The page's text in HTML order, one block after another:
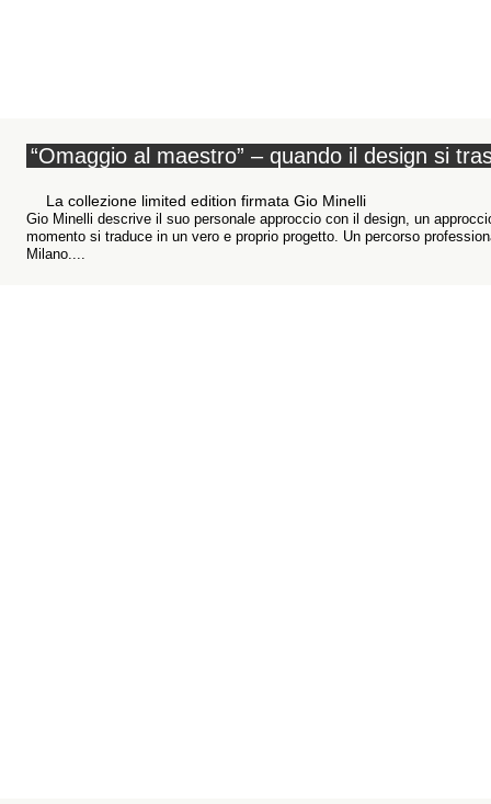
“Omaggio al maestro” – quando il design si
La collezione limited edition firmata Gio Minelli
Gio Minelli descrive il suo personale approccio con il design, un
momento si traduce in un vero e proprio progetto. Un percorso
Milano....